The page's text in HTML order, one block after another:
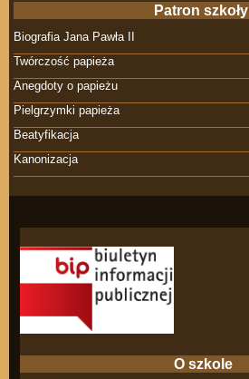
Patron szkoły
Biografia Jana Pawła II
Twórczość papieża
Anegdoty o papieżu
Pielgrzymki papieża
Beatyfikacja
Kanonizacja
O szkole